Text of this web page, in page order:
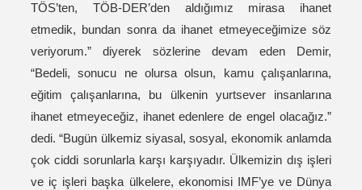
TÖS’ten, TÖB-DER’den aldığımız mirasa ihanet
etmedik, bundan sonra da ihanet etmeyeceğimize söz
veriyorum.” diyerek sözlerine devam eden Demir,
“Bedeli, sonucu ne olursa olsun, kamu çalışanlarına,
eğitim çalışanlarına, bu ülkenin yurtsever insanlarına
ihanet etmeyeceğiz, ihanet edenlere de engel olacağız.”
dedi. “Bugün ülkemiz siyasal, sosyal, ekonomik anlamda
çok ciddi sorunlarla karşı karşıyadır. Ülkemizin dış işleri
ve iç işleri başka ülkelere, ekonomisi IMF’ye ve Dünya